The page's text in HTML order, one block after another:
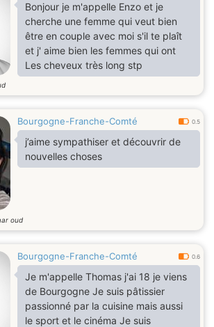
Bonjour je m'appelle Enzo et je
cherche une femme qui veut bien
être en couple avec moi s'il te plaît
et j' aime bien les femmes qui ont
Les cheveux très long stp
Bourgogne-Franche-Comté 0.5
j’aime sympathiser et découvrir de
nouvelles choses
oud
Bourgogne-Franche-Comté 0.6
Je m'appelle Thomas j'ai 18 je viens
de Bourgogne Je suis pâtissier
passionné par la cuisine mais aussi
le sport et le cinéma Je suis